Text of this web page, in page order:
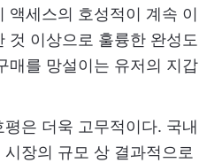
액세스의 호성적이 계속
것 이상으로 훌륭한 완성
매를 망설이는 유저의 지
은 더욱 고무적이다. 국
장의 규모 상 결과적으